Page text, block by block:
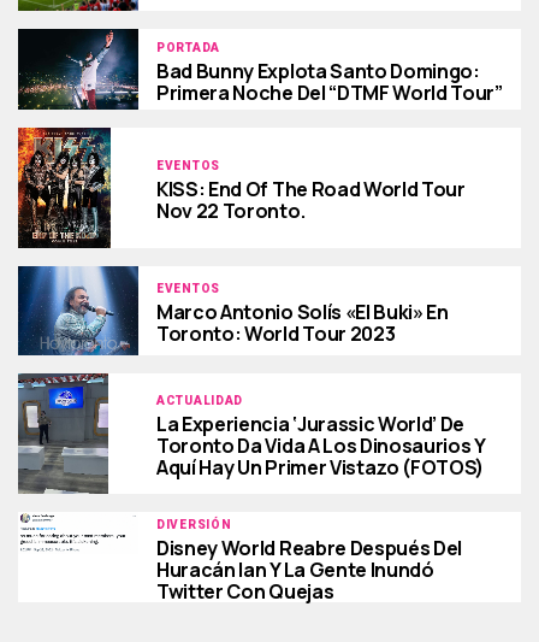
PORTADA
Bad Bunny Explota Santo Domingo:
Primera Noche Del “DTMF World Tour”
EVENTOS
KISS: End Of The Road World Tour
Nov 22 Toronto.
EVENTOS
Marco Antonio Solís «El Buki» En
Toronto: World Tour 2023
ACTUALIDAD
La Experiencia ‘Jurassic World’ De
Toronto Da Vida A Los Dinosaurios Y
Aquí Hay Un Primer Vistazo (FOTOS)
DIVERSIÓN
Disney World Reabre Después Del
Huracán Ian Y La Gente Inundó
Twitter Con Quejas